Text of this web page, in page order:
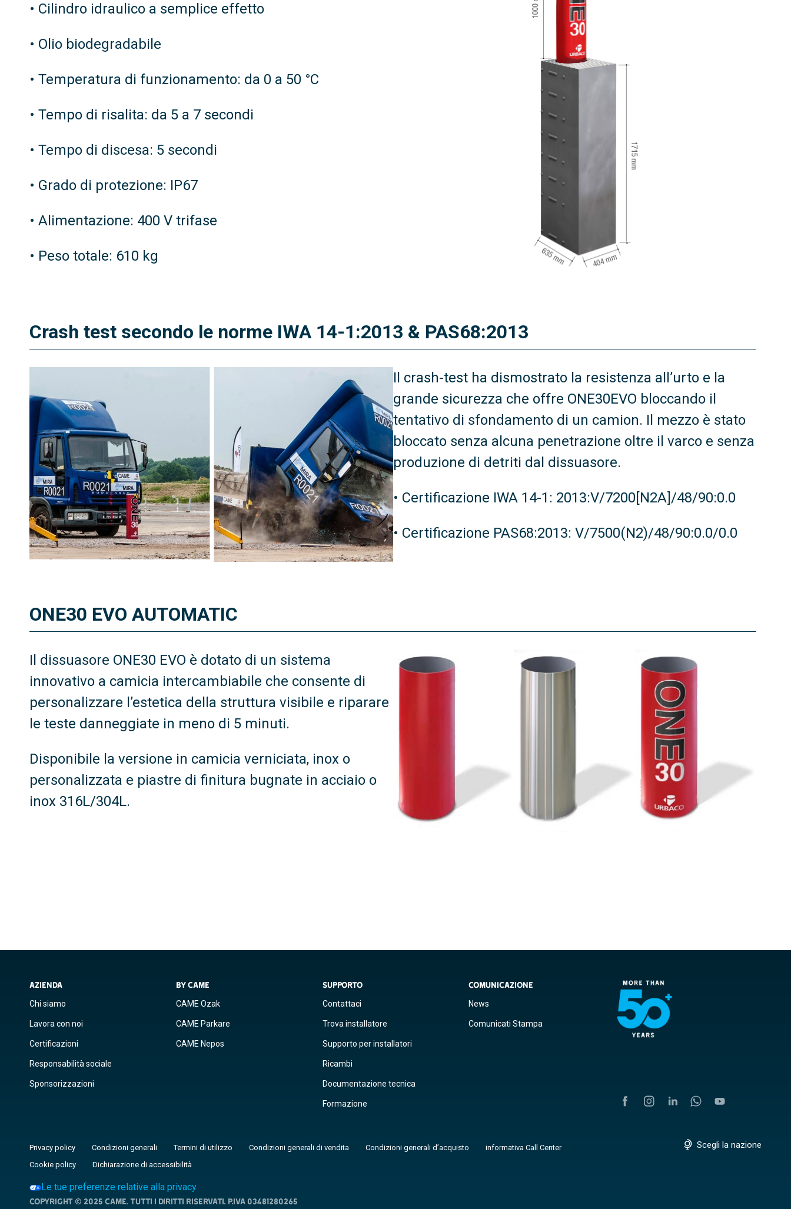
• Cilindro idraulico a semplice effetto
• Olio biodegradabile
• Temperatura di funzionamento: da 0 a 50 °C
• Tempo di risalita: da 5 a 7 secondi
• Tempo di discesa: 5 secondi
• Grado di protezione: IP67
• Alimentazione: 400 V trifase
• Peso totale: 610 kg
Crash test secondo le norme IWA 14-1:2013 & PAS68:2013
Il crash-test ha dismostrato la resistenza all’urto e la
grande sicurezza che offre ONE30EVO bloccando il
tentativo di sfondamento di un camion. Il mezzo è stato
bloccato senza alcuna penetrazione oltre il varco e senza
produzione di detriti dal dissuasore.
• Certificazione IWA 14-1: 2013:V/7200[N2A]/48/90:0.0
• Certificazione PAS68:2013: V/7500(N2)/48/90:0.0/0.0
ONE30 EVO AUTOMATIC
Il dissuasore ONE30 EVO è dotato di un sistema
innovativo a camicia intercambiabile che consente di
personalizzare l’estetica della struttura visibile e riparare
le teste danneggiate in meno di 5 minuti.
Disponibile la versione in camicia verniciata, inox o
personalizzata e piastre di finitura bugnate in acciaio o
inox 316L/304L.
AZIENDA
Chi siamo
Lavora con noi
Certificazioni
Responsabilità sociale
Sponsorizzazioni
BY CAME
CAME Ozak
CAME Parkare
CAME Nepos
SUPPORTO
Contattaci
Trova installatore
Supporto per installatori
Ricambi
Documentazione tecnica
Formazione
COMUNICAZIONE
News
Comunicati Stampa
Privacy policy Condizioni generali Termini di utilizzo Condizioni generali di vendita Condizioni generali d’acquisto
informativa Call Center
Cookie policy
Dichiarazione di accessibilità
Scegli la nazione
Le tue preferenze relative alla privacy
Copyright © 2025 CAME. Tutti i diritti riservati. P.IVA 03481280265